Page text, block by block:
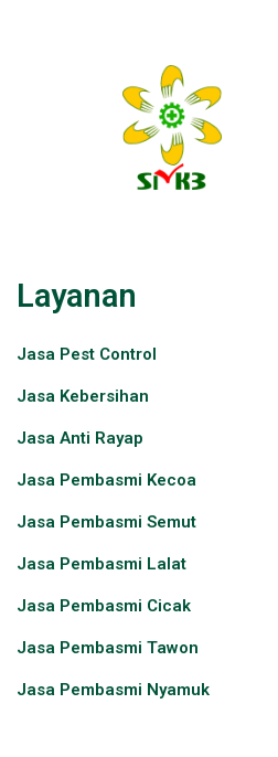
Layanan
Jasa Pest Control​
Jasa Kebersihan
Jasa Anti Rayap
Jasa Pembasmi Kecoa
Jasa Pembasmi Semut
Jasa Pembasmi Lalat
Jasa Pembasmi Cicak
Jasa Pembasmi Tawon
Jasa Pembasmi Nyamuk